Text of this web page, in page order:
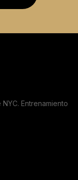
Entrenamiento